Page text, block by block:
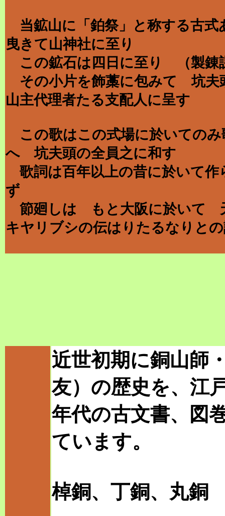
当鉱山に「鉑祭」と称する古
曳きて山神社に至り
この鉱石は四日に至り （製錬
その小片を飾藁に包みて 坑夫
山主代理者たる支配人に呈す
この歌はこの式場に於いての
へ 坑夫頭の全員之に和す
歌詞は百年以上の昔に於いて
ず
節廻しは もと大阪に於いて
キヤリブシの伝はりたるなりと
近世初期に銅山師
友）の歴史を、江
年代の古文書、図
ています。
棹銅、丁銅、丸銅